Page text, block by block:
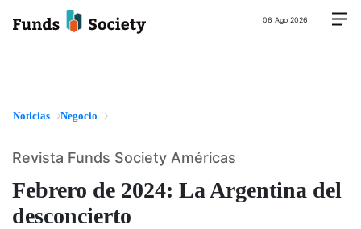
06 Ago 2026
Noticias Negocio
Febrero de 2024: La Argentina del
desconcierto
Revista Funds Society Américas